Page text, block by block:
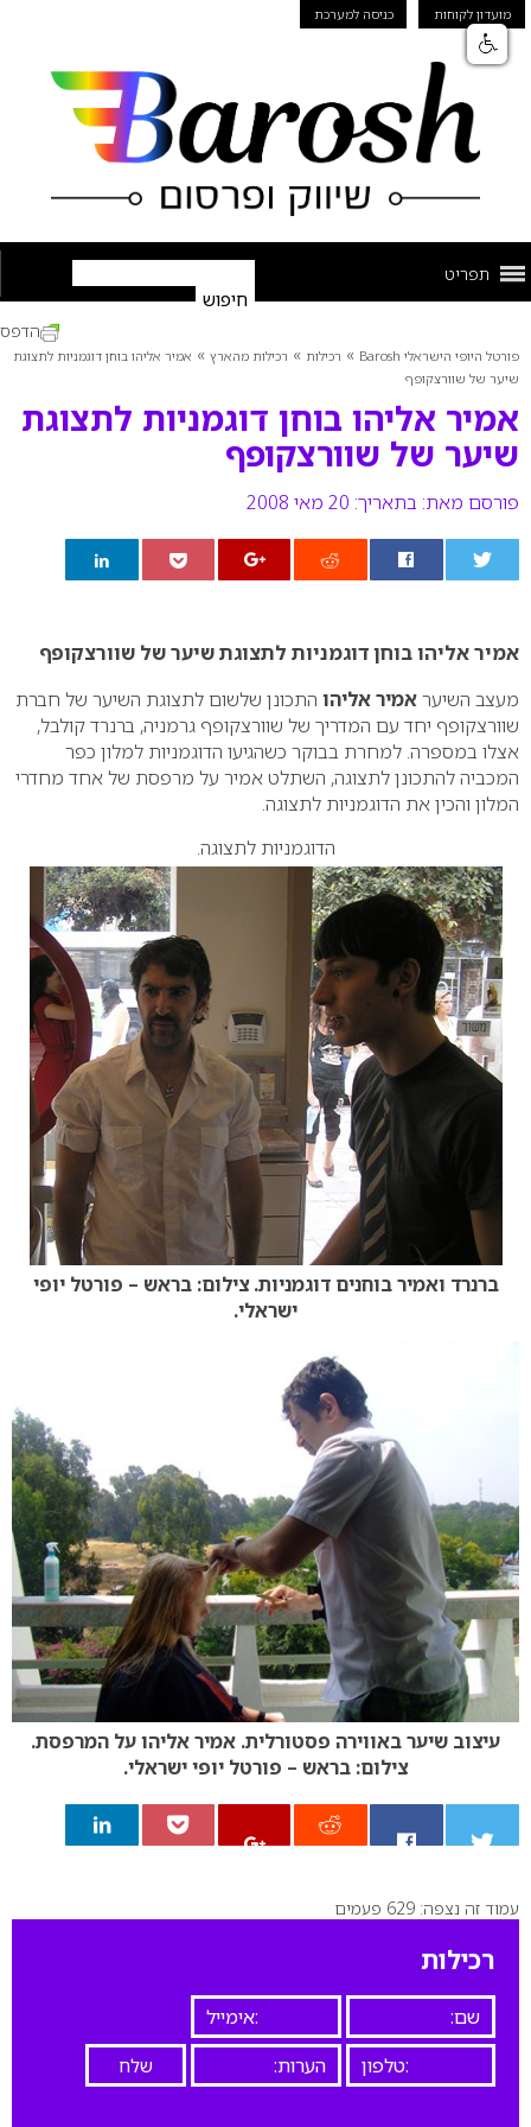
מועדון לקוחות כניסה למערכת
תפריט
פורטל היופי הישראלי Barosh » רכילות » רכילות מהארץ » אמיר אליהו בוחן דוגמניות לתצוגת
שיער של שוורצקופף
אמיר אליהו בוחן דוגמניות לתצוגת
שיער של שוורצקופף
פורסם מאת: בתאריך: 20 מאי 2008
הדפס
אמיר אליהו בוחן דוגמניות לתצוגת שיער של שוורצקופף
מעצב השיעראמיר אליהו התכונן שלשום לתצוגת השיער של חברת
שוורצקופף יחד עם המדריך של שוורצקופף גרמניה, ברנרד קולבל,
אצלו במספרה. למחרת בבוקר כשהגיעו הדוגמניות למלון כפר
המכביה להתכונן לתצוגה, השתלט אמיר על מרפסת של אחד מחדרי
המלון והכין את הדוגמניות לתצוגה.
הדוגמניות לתצוגה.
ברנרד ואמיר בוחנים דוגמניות. צילום: בראש – פורטל יופי
ישראלי.
עיצוב שיער באווירה פסטורלית. אמיר אליהו על המרפסת.
צילום: בראש – פורטל יופי ישראלי.
0
עמוד זה נצפה: 629 פעמים
רכילות